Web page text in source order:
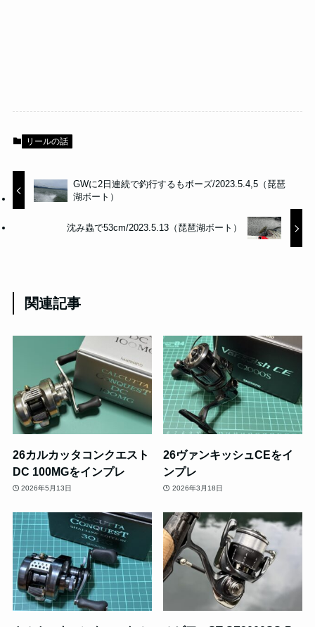
リールの話
GWに2日連続で釣行するもボーズ/2023.5.4,5（琵琶
湖ボート）
沈み蟲で53cm/2023.5.13（琵琶湖ボート）
関連記事
26カルカッタコンクエスト
DC 100MGをインプレ
2026年5月13日
26ヴァンキッシュCEをイ
ンプレ
2026年3月18日